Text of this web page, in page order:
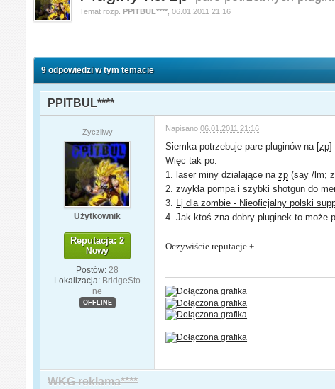
Temat rozp.PPITBUL**** ,06.01.2011 21:16
9 odpowiedzi w tym temacie
PPITBUL****
Życzliwy
Użytkownik
Reputacja: 2
Nowy
Postów: 28
Lokalizacja: BridgeSto
ne
OFFLINE
Napisano06.01.2011 21:16
Siemka potrzebuje pare pluginów na [zp]
Więc tak po:
1. laser miny dzialające nazp (say /lm;
2. zwykła pompa i szybki shotgun do
3. Lj dla zombie - Nieoficjalny polski
4. Jak ktoś zna dobry pluginek to może
Oczywiście reputacje +
WKG reklama****